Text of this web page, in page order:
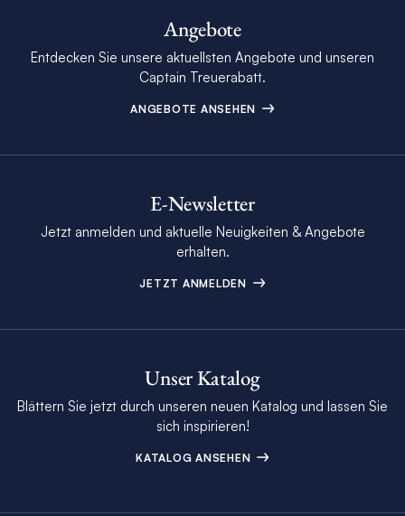
Angebote
Entdecken Sie unsere aktuellsten Angebote und unseren
Captain Treuerabatt.
ANGEBOTE ANSEHEN
E-Newsletter
Jetzt anmelden und aktuelle Neuigkeiten & Angebote
erhalten.
JETZT ANMELDEN
Unser Katalog
Blättern Sie jetzt durch unseren neuen Katalog und lassen Sie
sich inspirieren!
KATALOG ANSEHEN